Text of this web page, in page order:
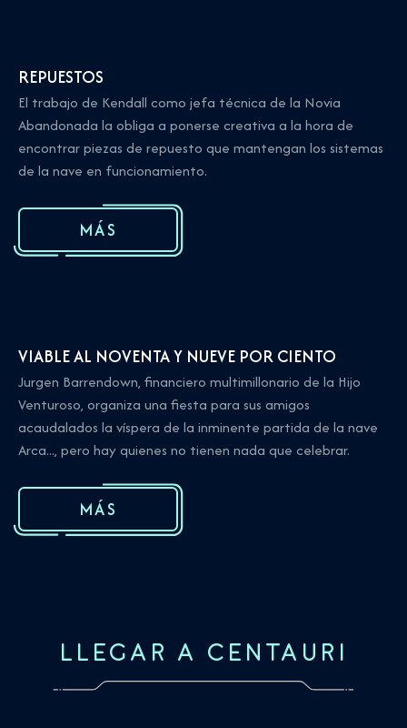
REPUESTOS
El trabajo de Kendall como jefa técnica de la Novia
Abandonada la obliga a ponerse creativa a la hora de
encontrar piezas de repuesto que mantengan los sistemas
de la nave en funcionamiento.
MÁS
VIABLE AL NOVENTA Y NUEVE POR CIENTO
Jurgen Barrendown, financiero multimillonario de la Hijo
Venturoso, organiza una fiesta para sus amigos
acaudalados la víspera de la inminente partida de la nave
Arca..., pero hay quienes no tienen nada que celebrar.
MÁS
LLEGAR A CENTAURI